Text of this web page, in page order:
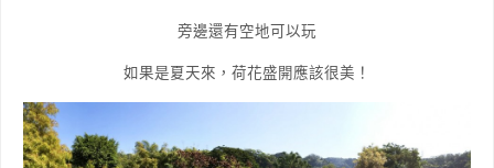
旁邊還有空地可以玩
如果是夏天來，荷花盛開應該很美！